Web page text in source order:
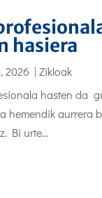
hasiera
2026 |Zikloak
hasten da
hemendik aurrera
Bi urte...